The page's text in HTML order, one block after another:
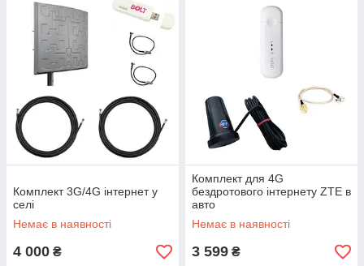
Комплект 3G/4G інтернет у
селі
Немає в наявності
4 000 ₴
Комплект для 4G
бездротового інтернету ZTE в
авто
Немає в наявності
3 599 ₴